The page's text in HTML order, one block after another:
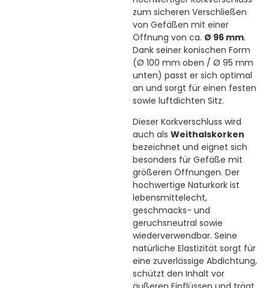
zum sicheren Verschließen
von Gefäßen mit einer
Öffnung von ca. Ø 96 mm.
Dank seiner konischen Form
(Ø 100 mm oben / Ø 95 mm
unten) passt er sich optimal
an und sorgt für einen festen
sowie luftdichten Sitz.
Dieser Korkverschluss wird
auch als Weithalskorken
bezeichnet und eignet sich
besonders für Gefäße mit
größeren Öffnungen. Der
hochwertige Naturkork ist
lebensmittelecht,
geschmacks- und
geruchsneutral sowie
wiederverwendbar. Seine
natürliche Elastizität sorgt für
eine zuverlässige Abdichtung,
schützt den Inhalt vor